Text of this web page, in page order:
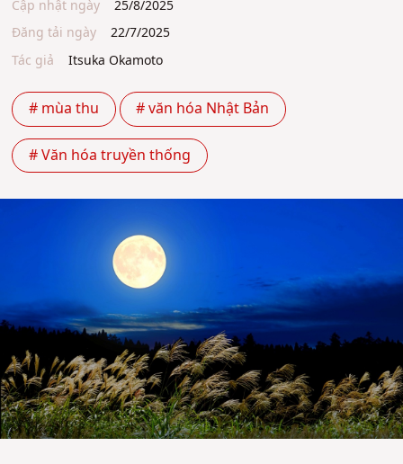
Cập nhật ngày
25/8/2025
Đăng tải ngày
22/7/2025
Tác giả
Itsuka Okamoto
# mùa thu # văn hóa Nhật Bản
# Văn hóa truyền thống